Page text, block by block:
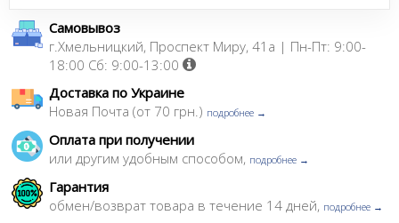
Самовывоз
г.Хмельницкий, Проспект Миру, 41а | Пн-Пт: 9:00-
18:00 Сб: 9:00-13:00
Доставка по Украине
Новая Почта (от 70 грн.) подробнее →
Оплата при получении
или другим удобным способом, подробнее →
Гарантия
обмен/возврат товара в течение 14 дней, подробнее →